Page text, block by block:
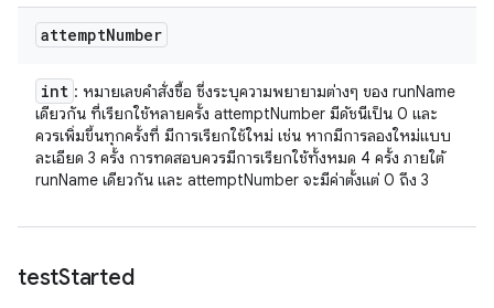
attemptNumber
int : หมายเลขคำสั่งซื้อ ซึ่งระบุความพยายามต่างๆ ของ runName
เดียวกัน ที่เรียกใช้หลายครั้ง attemptNumber มีดัชนีเป็น 0 และ
ควรเพิ่มขึ้นทุกครั้งที่ มีการเรียกใช้ใหม่ เช่น หากมีการลองใหม่แบบ
ละเอียด 3 ครั้ง การทดสอบควรมีการเรียกใช้ทั้งหมด 4 ครั้ง ภายใต้
runName เดียวกัน และ attemptNumber จะมีค่าตั้งแต่ 0 ถึง 3
testStarted